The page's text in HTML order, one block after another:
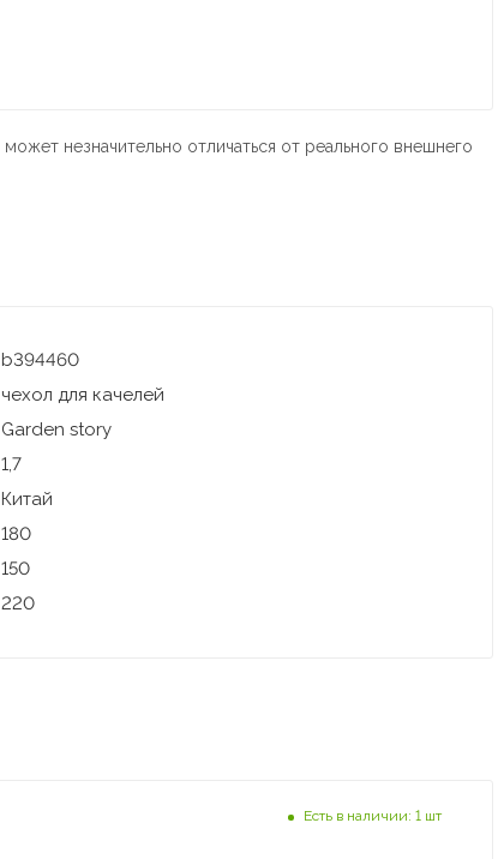
незначительно отличаться от реального внешнего
b394460
чехол для качелей
Garden story
1,7
Китай
180
150
220
Есть в наличии: 1 шт